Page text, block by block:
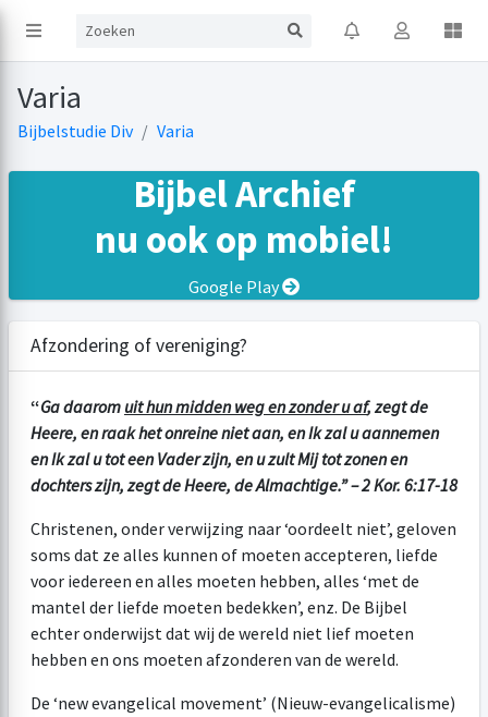
Varia
Bijbelstudie Div Varia
Bijbel Archief
nu ook op mobiel!
Google Play
Afzondering of vereniging?
“Ga daarom uit hun midden weg en zonder u af, zegt de
Heere, en raak het onreine niet aan, en Ik zal u aannemen
en Ik zal u tot een Vader zijn, en u zult Mij tot zonen en
dochters zijn, zegt de Heere, de Almachtige.” –2 Kor. 6:17-18
Christenen, onder verwijzing naar ‘oordeelt niet’, geloven
soms dat ze alles kunnen of moeten accepteren, liefde
voor iedereen en alles moeten hebben, alles ‘met de
mantel der liefde moeten bedekken’, enz. De Bijbel
echter onderwijst dat wij de wereld niet lief moeten
hebben en ons moeten afzonderen van de wereld.
De ‘new evangelical movement’ (Nieuw-evangelicalisme)